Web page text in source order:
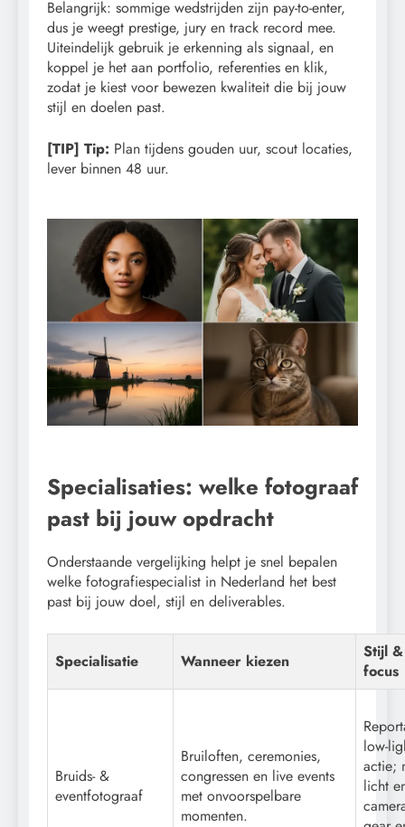
Belangrijk: sommige wedstrijden zijn pay-to-enter,
dus je weegt prestige, jury en track record mee.
Uiteindelijk gebruik je erkenning als signaal, en
koppel je het aan portfolio, referenties en klik,
zodat je kiest voor bewezen kwaliteit die bij jouw
stijl en doelen past.
[TIP] Tip: Plan tijdens gouden uur, scout locaties,
lever binnen 48 uur.
Specialisaties: welke fotograaf
past bij jouw opdracht
Onderstaande vergelijking helpt je snel bepalen
welke fotografiespecialist in Nederland het best
past bij jouw doel, stijl en deliverables.
Specialisatie Wanneer kiezen
Stijl
focus
Bruids- &
eventfotograaf
Bruiloften, ceremonies,
congressen en live events
met onvoorspelbare
momenten.
low-
actie;
licht